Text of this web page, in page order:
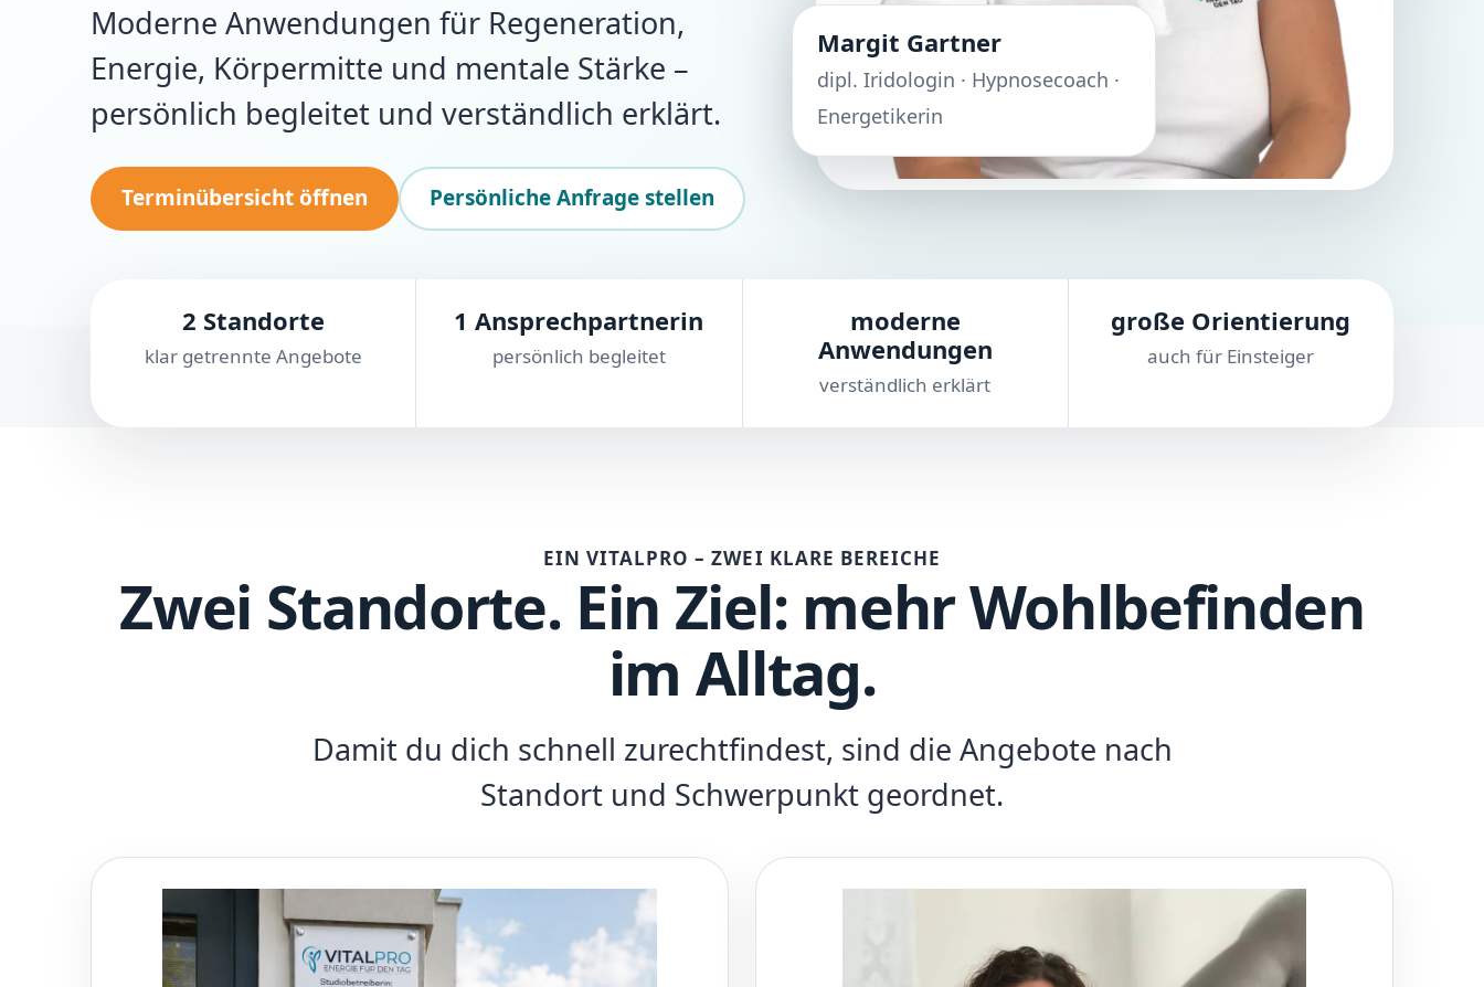
Moderne Anwendungen für Regeneration,
Energie, Körpermitte und mentale Stärke –
persönlich begleitet und verständlich erklärt.
Terminübersicht öffnen Persönliche Anfrage stellen
Margit Gartner
dipl. Iridologin · Hypnosecoach ·
Energetikerin
2 Standorte
klar getrennte Angebote
1 Ansprechpartnerin
persönlich begleitet
moderne
Anwendungen
verständlich erklärt
große Orientierung
auch für Einsteiger
EIN VITALPRO – ZWEI KLARE BEREICHE
Zwei Standorte. Ein Ziel: mehr Wohlbefinden
im Alltag.
Damit du dich schnell zurechtfindest, sind die Angebote nach
Standort und Schwerpunkt geordnet.